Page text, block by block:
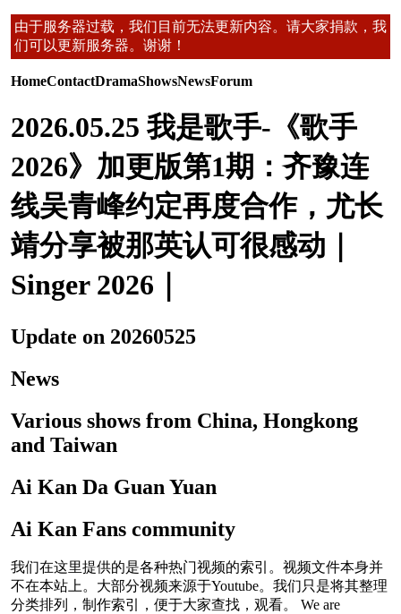
由于服务器过载，我们目前无法更新内容。请大家捐款，我
们可以更新服务器。谢谢！
HomeContactDramaShowsNewsForum
2026.05.25 我是歌手-《歌手
2026》加更版第1期：齐豫连
线吴青峰约定再度合作，尤长
靖分享被那英认可很感动｜
Singer 2026｜
Update on 20260525
News
Various shows from China, Hongkong
and Taiwan
Ai Kan Da Guan Yuan
Ai Kan Fans community
我们在这里提供的是各种热门视频的索引。视频文件本身并
不在本站上。大部分视频来源于Youtube。我们只是将其整理
分类排列，制作索引，便于大家查找，观看。 We are